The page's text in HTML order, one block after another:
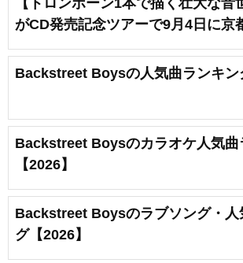
【トロンボーン1本で描く壮大な音
がCD発売記念ツアーで9月4日に京
Backstreet Boysの人気曲ランキン
Backstreet Boysのカラオケ人気曲
【2026】
Backstreet Boysのラブソング・人
グ【2026】